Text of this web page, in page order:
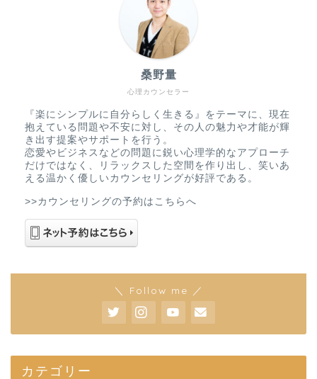
心理カウンセラー
桑野量
『楽にシンプルに自分らしく生きる』をテーマに、現在
抱えている問題や不安に対し、その人の魅力や才能が輝
き出す提案やサポートを行う。
恋愛やビジネスなどの問題に鋭い心理学的なアプローチ
だけではなく、リラックスした空間を作り出し、笑いあ
える温かく優しいカウンセリングが好評である。
>>カウンセリングの予約はこちらへ
＼ Follow me ／
カテゴリー